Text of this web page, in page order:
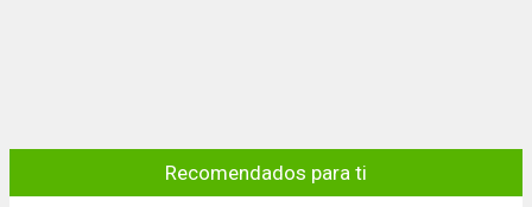
Recomendados para ti